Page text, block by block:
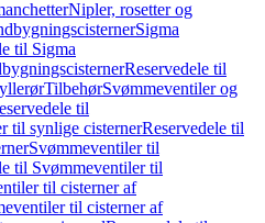
Nipler, rosetter og
Sigma
til Sigma
Reservedele til
TilbehørSvømmeventiler og
til
til synlige cisternerReservedele til
Svømmeventiler til
til Svømmeventiler til
til cisterner af
til cisterner af